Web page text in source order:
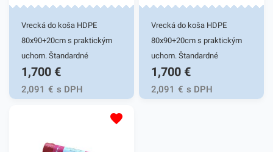
produkty, ktoré vás zaručene
oslovia.
Vrecká do koša HDPE
80x90+20cm s praktickým
uchom. Štandardné
mikroténové vrecká do koša,
bez zápachu, recyklovateľné.
Používajú sa ako ochrana
bezkontaktnú manipuláciu s
1,700 €
2,091 € s DPH
Vrecká do koša HDPE
80x90+20cm s praktickým
uchom. Štandardné
mikroténové vrecká do koša,
bez zápachu, recyklovateľné.
Používajú sa ako ochrana
1,700 €
2,091 € s DPH